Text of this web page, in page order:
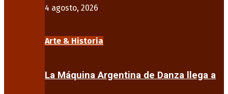
4 agosto, 2026
Arte & Historia
La Máquina Argentina de Danza llega a